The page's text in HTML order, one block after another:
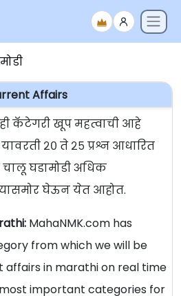
Affairs
ही कॅटेगरी खूप महत्वाची आहे
२० ते २५ प्रश्न आधारित
घडामोडी अधिक
घेऊन येत आहोत.
MahaNMK.com has
from which we will be
affairs in marathi on real time
most important categories for